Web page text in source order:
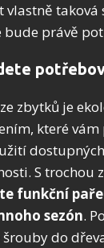
vlastně
bude právě
zbytků je
které vám
S trochou
funkční
sezón.
šrouby do